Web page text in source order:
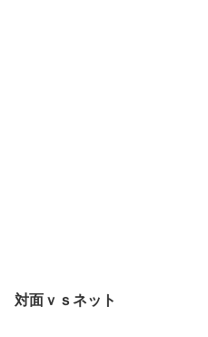
対面ｖｓネット